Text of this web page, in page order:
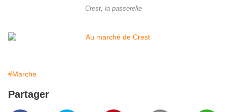
Crest, la passerelle
#Marche
Partager